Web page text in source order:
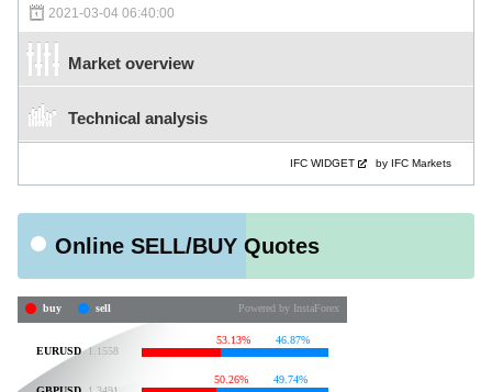
2021-03-04 06:40:00
Market overview
Technical analysis
IFC WIDGET by IFC Markets
Online SELL/BUY Quotes